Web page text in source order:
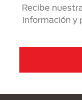
Recibe
información y